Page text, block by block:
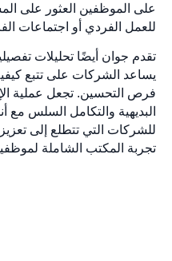
على الموظفين العثور على
للعمل الفردي أو اجتماعات
تقدم جوان أيضًا تحليلات
يساعد الشركات على تتبع
فرص التحسين. تجعل عملية
البديهية والتكامل السلس مع
للشركات التي تتطلع إلى
تجربة المكتب الشاملة